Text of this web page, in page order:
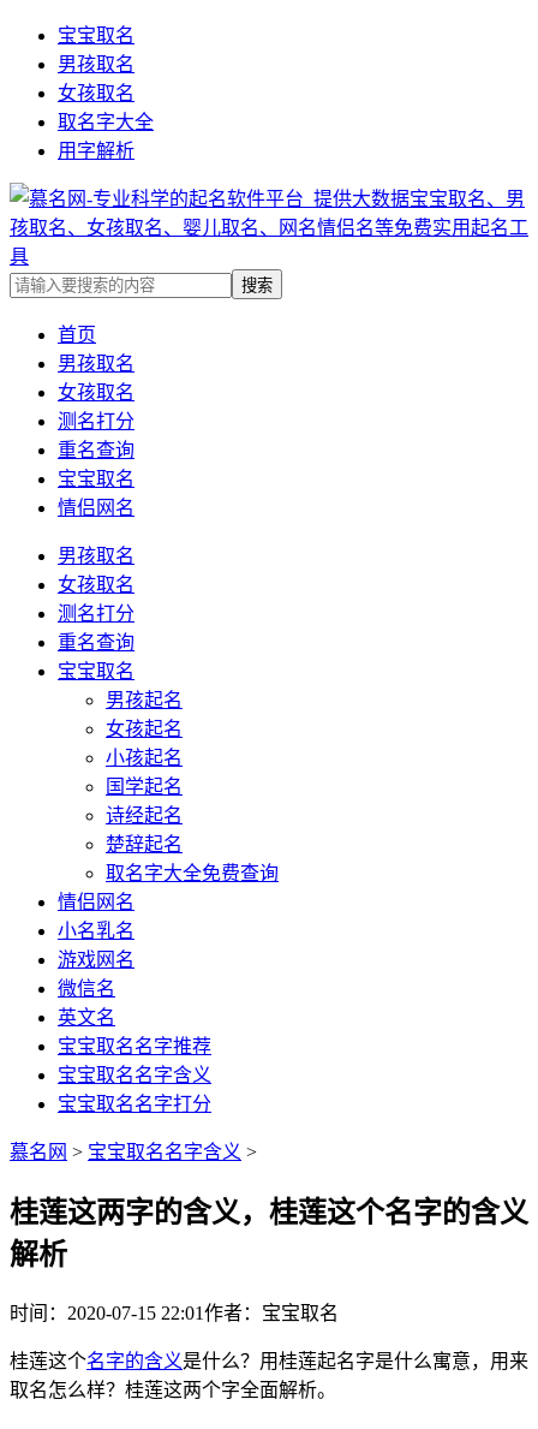
宝宝取名
男孩取名
女孩取名
取名字大全
用字解析
首页
男孩取名
女孩取名
测名打分
重名查询
宝宝取名
情侣网名
男孩取名
女孩取名
测名打分
重名查询
宝宝取名
男孩起名
女孩起名
小孩起名
国学起名
诗经起名
楚辞起名
取名字大全免费查询
情侣网名
小名乳名
游戏网名
微信名
英文名
宝宝取名名字推荐
宝宝取名名字含义
宝宝取名名字打分
慕名网 > 宝宝取名名字含义 >
桂莲这两字的含义，桂莲这个名字的含义
解析
时间：2020-07-15 22:01作者：宝宝取名
桂莲这个名字的含义是什么？用桂莲起名字是什么寓意，用来
取名怎么样？桂莲这两个字全面解析。